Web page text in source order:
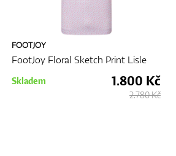
FOOTJOY
FootJoy Floral Sketch Print Lisle
Skladem 1.800 Kč
2.780 Kč